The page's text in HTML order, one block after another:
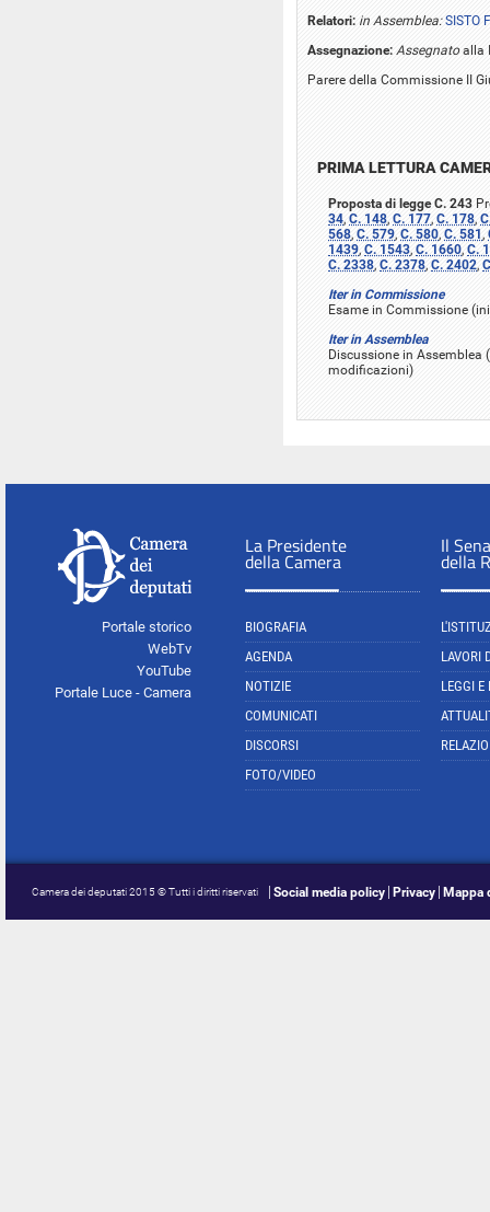
Relatori: in Assemblea:SISTO
Assegnazione: Assegnatoalla
Parere della Commissione II
PRIMA LETTURA
Proposta di legge C. 243
34, C. 148, C. 177, C. 178,
568, C. 579, C. 580, C. 581 ,
1439, C. 1543, C. 1660, C.
C. 2338, C. 2378, C. 2402,
Iter in Commissione
Esame in Commissione
Iter in Assemblea
Discussione in
modificazioni)
Portale storico
WebTv
YouTube
Portale Luce - Camera
La Presidente
della Camera
BIOGRAFIA
AGENDA
NOTIZIE
COMUNICATI
DISCORSI
FOTO/VIDEO
Il
della
LAVORI
LEGGI E
Camera dei deputati 2015 © Tutti i diritti riservati Social media policy Privacy Mappa